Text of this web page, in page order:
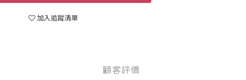
加入追蹤清單
顧客評價